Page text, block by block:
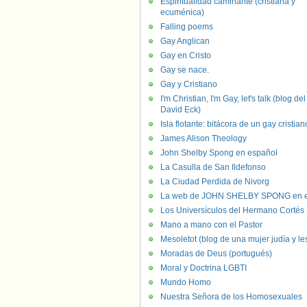
ecuménica)
Falling poems
Gay Anglican
Gay en Cristo
Gay se nace.
Gay y Cristiano
I'm Christian, I'm Gay, let's talk (blog del
David Eck)
Isla flotante: bitácora de un gay
James Alison Theology
John Shelby Spong en español
La Casulla de San Ildefonso
La Ciudad Perdida de Nivorg
La web de JOHN SHELBY SPONG en
Los Universículos del Hermano Cortés
Mano a mano con el Pastor
Mesoletot (blog de una mujer judía y
Moradas de Deus (portugués)
Moral y Doctrina LGBTI
Mundo Homo
Nuestra Señora de los Homosexuales